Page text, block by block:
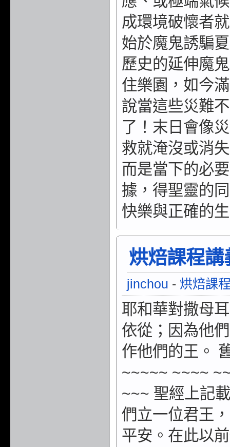
成環境破懷者
始於魔鬼誘騙
歷史的延伸魔
住樂園，如今
說當這些災難
了！末日會像
救就淹沒或消
而是當下的必
據，得聖靈的
快樂與正確的
烘焙課程
jinchou - 烘焙課
耶和華對撒母
依從；因為他
作他們的王。
~~~~~ ~~~~
~~~ 聖經上記
們立一位君王
平安。在此以